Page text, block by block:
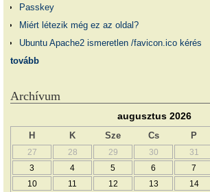
Passkey
Miért létezik még ez az oldal?
Ubuntu Apache2 ismeretlen /favicon.ico kérés
tovább
Archívum
augusztus 2026
H K Sze Cs P
27 28 29 30 31
3
4 5 6 7
10
11 12 13 14